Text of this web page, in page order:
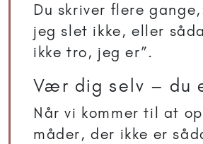
Du skriver flere
jeg slet ikke, eller
ikke tro, jeg er”.
Vær dig selv – du
Når vi kommer til at
måder, der ikke er